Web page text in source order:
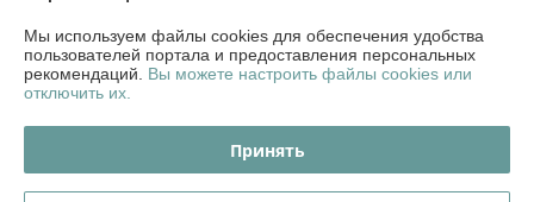
Контакты
Мы используем файлы cookies для обеспечения удобства
пользователей портала и предоставления персональных
рекомендаций. Вы можете настроить файлы cookies или
отключить их.
Принять